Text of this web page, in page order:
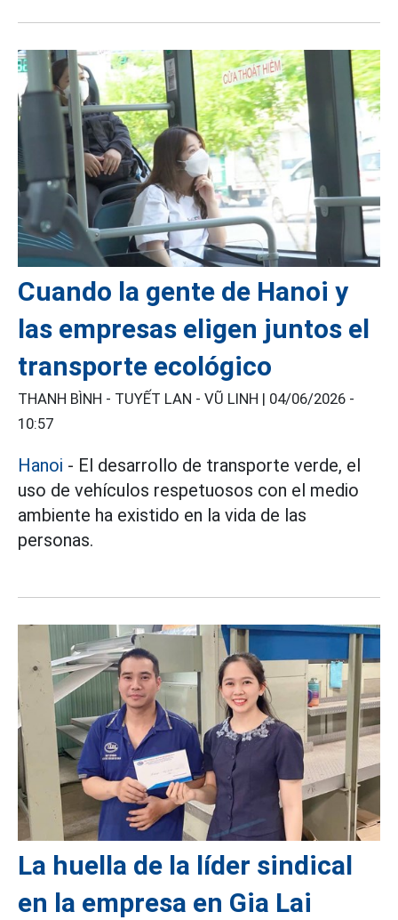
Cuando la gente de Hanoi y
las empresas eligen juntos el
transporte ecológico
THANH BÌNH - TUYẾT LAN - VŨ LINH | 04/06/2026 -
10:57
Hanoi - El desarrollo de transporte verde, el
uso de vehículos respetuosos con el medio
ambiente ha existido en la vida de las
personas.
La huella de la líder sindical
en la empresa en Gia Lai